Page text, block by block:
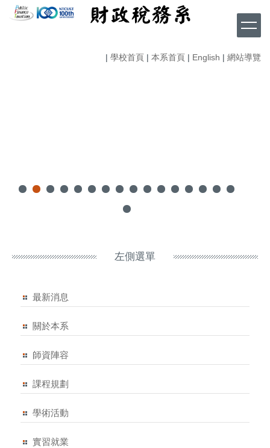
到
| 學校首頁 | 本系首頁 | English | 網站導覽
左側選單
最新消息
關於本系
師資陣容
課程規劃
學術活動
實習就業